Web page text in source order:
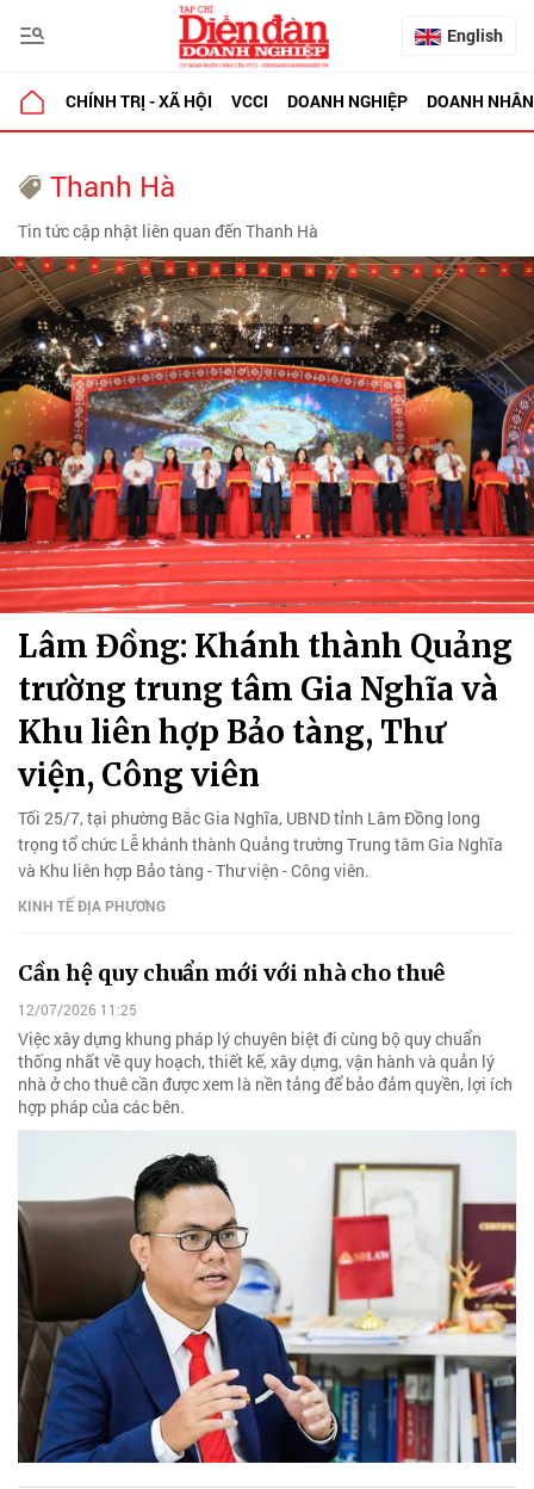
English
CHÍNH TRỊ - XÃ HỘI VCCI DOANH NGHIỆP DOANH NHÂN
Thanh Hà
Tin tức cập nhật liên quan đến Thanh Hà
Lâm Đồng: Khánh thành Quảng
trường trung tâm Gia Nghĩa và
Khu liên hợp Bảo tàng, Thư
viện, Công viên
Tối 25/7, tại phường Bắc Gia Nghĩa, UBND tỉnh Lâm Đồng long
trọng tổ chức Lễ khánh thành Quảng trường Trung tâm Gia Nghĩa
và Khu liên hợp Bảo tàng - Thư viện - Công viên.
KINH TẾ ĐỊA PHƯƠNG
Cần hệ quy chuẩn mới với nhà cho thuê
12/07/2026 11:25
Việc xây dựng khung pháp lý chuyên biệt đi cùng bộ quy chuẩn
thống nhất về quy hoạch, thiết kế, xây dựng, vận hành và quản lý
nhà ở cho thuê cần được xem là nền tảng để bảo đảm quyền, lợi ích
hợp pháp của các bên.